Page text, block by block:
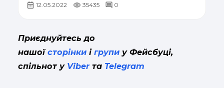
традиції
12.05.2022 35435 0
Приєднуйтесь до
нашої сторінки і групи у Фейсбуці,
спільнот у Viberта Telegram